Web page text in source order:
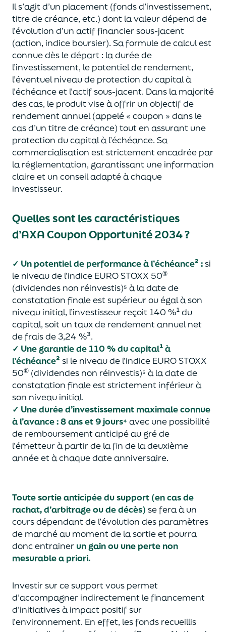
Il s’agit d’un placement (fonds d’investissement,
titre de créance, etc.) dont la valeur dépend de
l’évolution d’un actif financier sous-jacent
(action, indice boursier). Sa formule de calcul est
connue dès le départ : la durée de
l’investissement, le potentiel de rendement,
l’éventuel niveau de protection du capital à
l’échéance et l’actif sous-jacent. Dans la majorité
des cas, le produit vise à offrir un objectif de
rendement annuel (appelé « coupon » dans le
cas d’un titre de créance) tout en assurant une
protection du capital à l’échéance. Sa
commercialisation est strictement encadrée par
la réglementation, garantissant une information
claire et un conseil adapté à chaque
investisseur.
Quelles sont lescaractéristiques
d’AXA Coupon Opportunité 2034 ?
✓ Un potentiel de performanceàl’échéance² :si
le niveau de l’indice EURO STOXX 50®
(dividendes non réinvestis)⁵ à la date de
constatation finale est supérieur ou égal à son
niveau initial, l’investisseur reçoit 140 %¹du
capital, soit un taux de rendement annuel net
de frais de 3,24 %³.
✓ Une garantie de 110 % ducapital¹à
l’échéance² si le niveau de l’indice EURO STOXX
50® (dividendes non réinvestis)⁵ à la date de
constatation finale est strictement inférieur à
son niveau initial.
✓ Une durée d’investissement maximale connue
à l’avance:8 ans et9 jours⁴ avec une possibilité
de remboursement anticipé au gré de
l’émetteur à partir de la fin de la deuxième
année et à chaque date anniversaire.
Toute sortie anticipéedu support (en cas de
rachat, d’arbitrage ou de décès) se fera à un
cours dépendant de l’évolution des paramètres
de marché au moment de la sortie et pourra
donc entrainer un gain ou une perte non
mesurable a priori.
Investir sur ce support vous permet
d’accompagner indirectement le financement
d’initiatives à impact positif sur
l’environnement. En effet, les fonds recueillis